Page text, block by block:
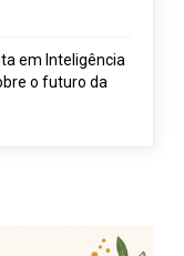
em Inteligência
o futuro da